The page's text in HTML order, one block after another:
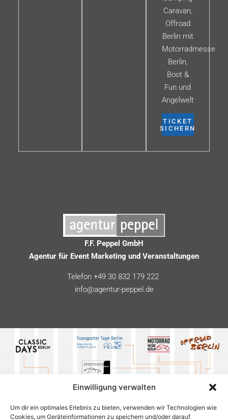
Einwilligung verwalten
Um dir ein optimales Erlebnis zu bieten, verwenden wir Technologien wie
Cookies, um Geräteinformationen zu speichern und/oder darauf
Caravan,
Offroad
Berlin mit
Motorradmesse
Berlin,
Boot &
Fun und
Angelwelt
TICKET
SICHERN
F.F. Peppel GmbH
Agentur für Event Marketing und Veranstaltungen
Telefon +49 30 832 179 222
info@agentur-peppel.de